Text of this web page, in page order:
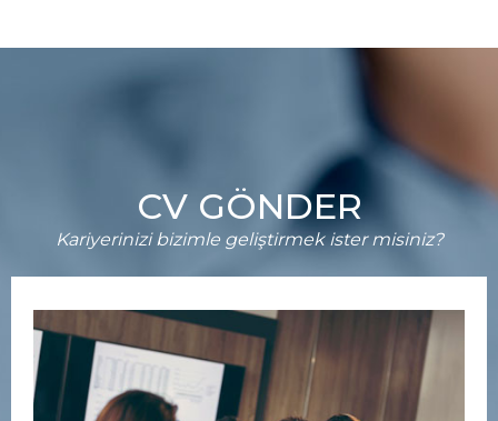
CV GÖNDER
Kariyerinizi bizimle geliştirmek ister misiniz?